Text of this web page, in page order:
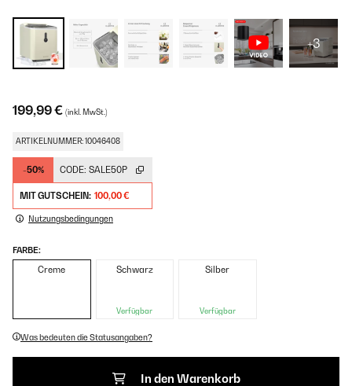
+3
199,99 € (inkl. MwSt.)
ARTIKELNUMMER: 10046408
-50% CODE: SALE50P
MIT GUTSCHEIN: 100,00 €
Nutzungsbedingungen
FARBE:
Creme Schwarz
Verfügbar
Silber
Verfügbar
Was bedeuten die Statusangaben?
In den Warenkorb